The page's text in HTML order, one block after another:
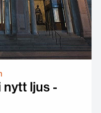
nytt ljus -